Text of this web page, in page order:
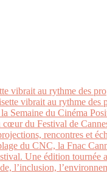
vibrait au rythme des pro